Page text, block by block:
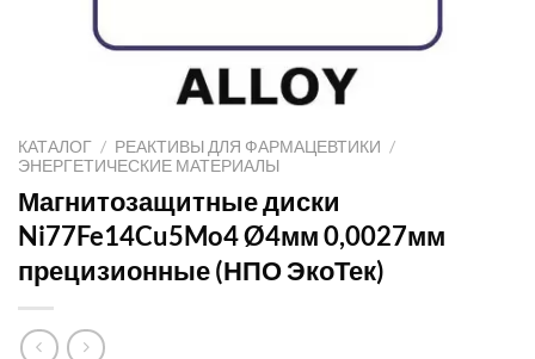
КАТАЛОГ / РЕАКТИВЫ ДЛЯ ФАРМАЦЕВТИКИ /
ЭНЕРГЕТИЧЕСКИЕ МАТЕРИАЛЫ
Магнитозащитные диски
Ni77Fe14Cu5Mo4 Ø4мм 0,0027мм
прецизионные (НПО ЭкоТек)